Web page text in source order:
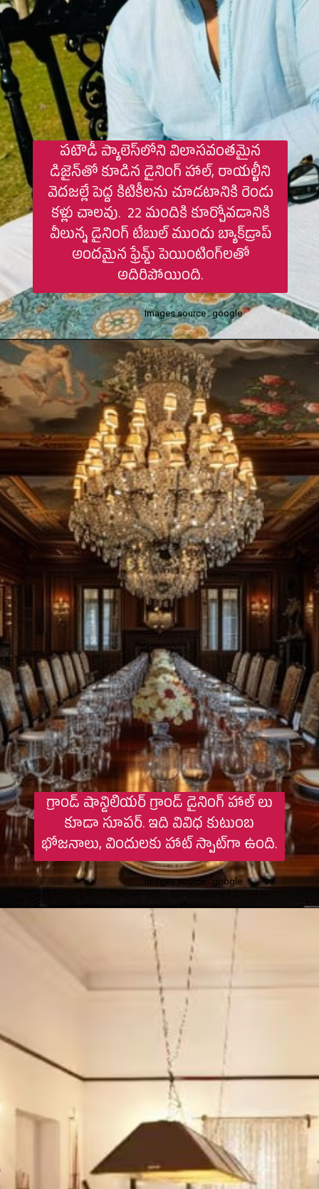
పటౌడీ ప్యాలెస్‌లోని విలాసవంతమైన
డిజైన్‌తో కూడిన డైనింగ్ హాల్, రాయల్టీని
వెదజల్లే పెద్ద కిటికీలను చూడటానికి రెండు
కళ్లు చాలవు. 22 మందికి కూర్చోవడానికి
వీలున్న డైనింగ్ టేబుల్ ముందు బ్యాక్‌డ్రాప్
అందమైన ఫ్రేమ్డ్ పెయింటింగ్‌లతో
అదిరిపోయింది.
Images source : google
గ్రాండ్ షాన్డిలియర్ గ్రాండ్ డైనింగ్ హాల్‌ లు
కూడా సూపర్. ఇది వివిధ కుటుంబ
భోజనాలు, విందులకు హాట్ స్పాట్‌గా ఉంది.
Images source : google